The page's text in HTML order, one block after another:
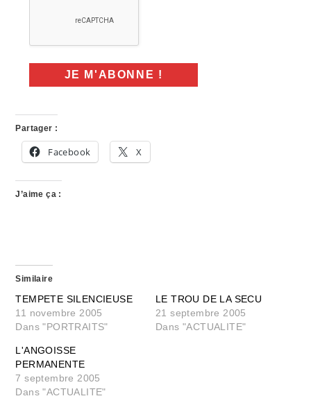
Partager :
Facebook X
J’aime ça :
Similaire
TEMPETE SILENCIEUSE
11 novembre 2005
Dans "PORTRAITS"
LE TROU DE LA SECU
21 septembre 2005
Dans "ACTUALITE"
L'ANGOISSE
PERMANENTE
7 septembre 2005
Dans "ACTUALITE"